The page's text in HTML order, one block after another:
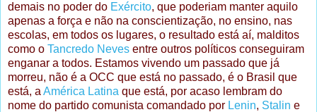
demais no poder do Exército, que poderiam manter aquilo
apenas a força e não na conscientização, no ensino, nas
escolas, em todos os lugares, o resultado está aí, malditos
como o Tancredo Neves entre outros políticos conseguiram
enganar a todos. Estamos vivendo um passado que já
morreu, não é a OCC que está no passado, é o Brasil que
está, a América Latina que está, por acaso lembram do
nome do partido comunista comandado por Lenin, Stalin e